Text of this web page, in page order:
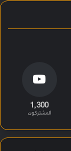
1٬300
المشتركون